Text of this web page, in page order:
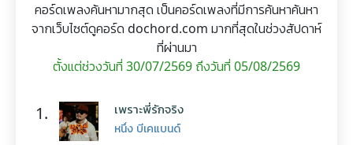
คอร์ดเพลงค้นหามากสุด เป็นคอร์ดเพลงที่มีการค้นหาค้นหา
จากเว็บไซต์ดูคอร์ด dochord.com มากที่สุดในช่วงสัปดาห์
ที่ผ่านมา
ตั้งแต่ช่วงวันที่ 30/07/2569 ถึงวันที่ 05/08/2569
1. เพราะพี่รักจริง
หนึ่ง บีเคแบนด์